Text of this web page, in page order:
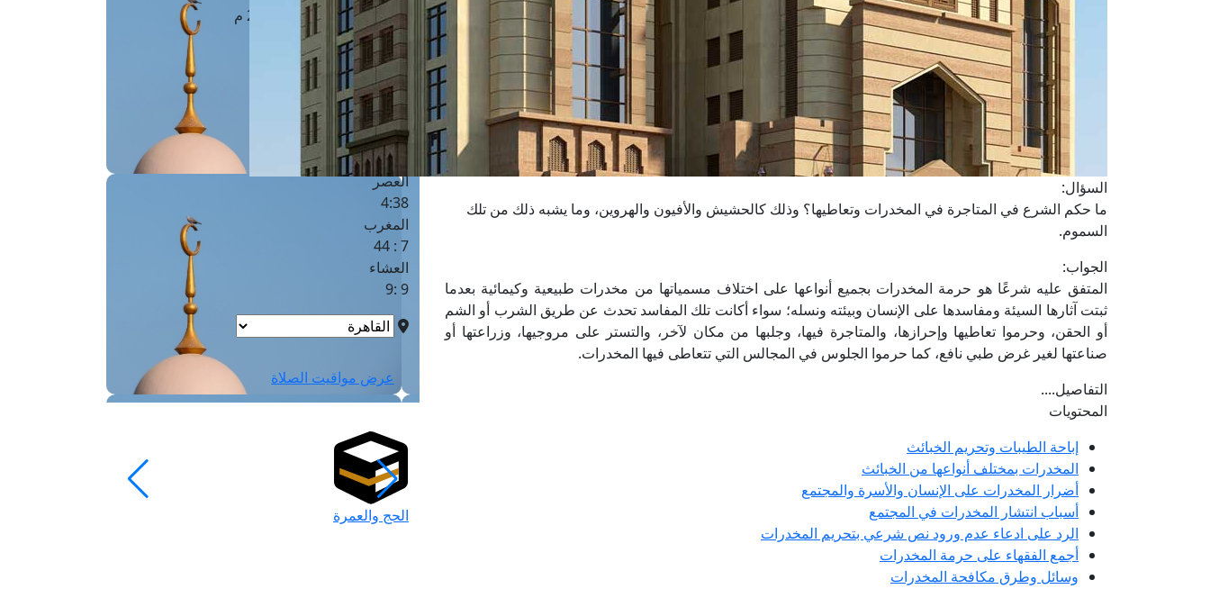
السؤال:
ما حكم الشرع في المتاجرة في المخدرات وتعاطيها؟ وذلك كالحشيش والأفيون والهروين، وما يشبه ذلك من تلك
السموم.
الجواب:
المتفق عليه شرعًا هو حرمة المخدرات بجميع أنواعها على اختلاف مسمياتها من مخدرات طبيعية وكيمائية بعدما
ثبتت آثارها السيئة ومفاسدها على الإنسان وبيئته ونسله؛ سواء أكانت تلك المفاسد تحدث عن طريق الشرب أو الشم
أو الحقن، وحرموا تعاطيها وإحرازها، والمتاجرة فيها، وجلبها من مكان لآخر، والتستر على مروجيها، وزراعتها أو
صناعتها لغير غرض طبي نافع، كما حرموا الجلوس في المجالس التي تتعاطى فيها المخدرات.
التفاصيل....
المحتويات
إباحة الطيبات وتحريم الخبائث
المخدرات بمختلف أنواعها من الخبائث
أضرار المخدرات على الإنسان والأسرة والمجتمع
أسباب انتشار المخدرات في المجتمع
الرد على ادعاء عدم ورود نص شرعي بتحريم المخدرات
أجمع الفقهاء على حرمة المخدرات
وسائل وطرق مكافحة المخدرات
القاهرة · 07 أغسطس 2026 م
الفجر
4 :41
الشروق
6 :17
الظهر
العصر
4:38
المغرب
7 : 44
العشاء
9 :9
عرض مواقيت الصلاة
الحج والعمرة